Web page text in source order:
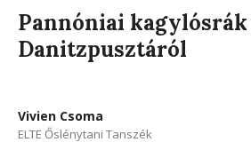
Pannóniai
Danitzpusztáról
Vivien Csoma
ELTE Őslénytani Tanszék